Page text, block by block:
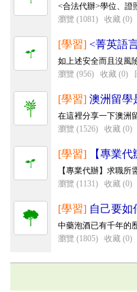
<合法代辦>學位、證
瀏覽 (1081)
收藏 (0)
[學習] <菁英語
如上述安全而且沒風
瀏覽 (956)
收藏 (0)
[學習] 澳洲留學
在這裡分享一下澳洲
瀏覽 (1526)
收藏 (0)
[學習] 【專業
【專業代辦】求職
瀏覽 (1131)
收藏 (0)
[學習] 自己要如
中藥泡酒已有千年的
瀏覽 (1805)
收藏 (0)